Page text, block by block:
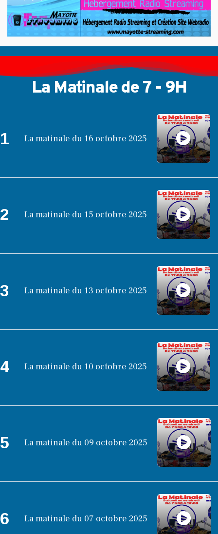
La Matinale de 7 - 9H
1 La matinale du 16 octobre 2025
2 La matinale du 15 octobre 2025
3 La matinale du 13 octobre 2025
4 La matinale du 10 octobre 2025
5 La matinale du 09 octobre 2025
6 La matinale du 07 octobre 2025